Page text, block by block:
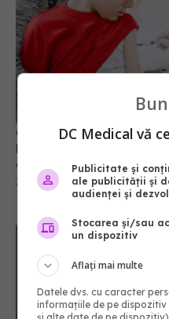
O șefă DSP trage un
la tendinţa părinţilor de
copiilor
30 apr 2025, 19:28
DC Medical vă
Publicitate și
ale publicității și
audienței și
Stocarea și/sau
un dispozitiv
Aflați mai multe
Datele dvs. cu caracter
informațiile de pe